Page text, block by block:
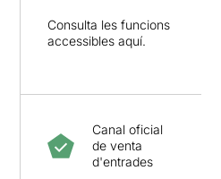
El musicalEn Joan sense
por i la casa encantada
malediccions; un viatge al
familiar on els
nens aprendran a vèncer la
por, entendran que la por no
Consulta les funcions
accessibles aquí.
Canal oficial
de venta
d'entrades